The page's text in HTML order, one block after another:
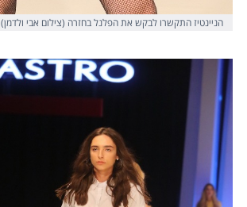
הניינטיז התקשרו לבקש את הפלנל בחזרה (צילום אבי ולדמן)